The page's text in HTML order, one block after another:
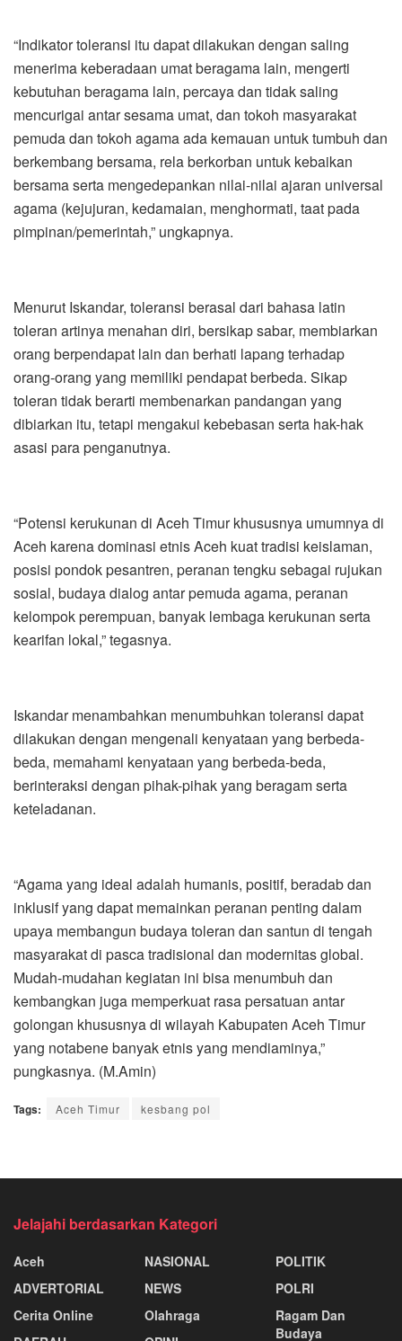
“Indikator toleransi itu dapat dilakukan dengan saling
menerima keberadaan umat beragama lain, mengerti
kebutuhan beragama lain, percaya dan tidak saling
mencurigai antar sesama umat, dan tokoh masyarakat
pemuda dan tokoh agama ada kemauan untuk tumbuh dan
berkembang bersama, rela berkorban untuk kebaikan
bersama serta mengedepankan nilai-nilai ajaran universal
agama (kejujuran, kedamaian, menghormati, taat pada
pimpinan/pemerintah,” ungkapnya.
Menurut Iskandar, toleransi berasal dari bahasa latin
toleran artinya menahan diri, bersikap sabar, membiarkan
orang berpendapat lain dan berhati lapang terhadap
orang-orang yang memiliki pendapat berbeda. Sikap
toleran tidak berarti membenarkan pandangan yang
dibiarkan itu, tetapi mengakui kebebasan serta hak-hak
asasi para penganutnya.
“Potensi kerukunan di Aceh Timur khususnya umumnya di
Aceh karena dominasi etnis Aceh kuat tradisi keislaman,
posisi pondok pesantren, peranan tengku sebagai rujukan
sosial, budaya dialog antar pemuda agama, peranan
kelompok perempuan, banyak lembaga kerukunan serta
kearifan lokal,” tegasnya.
Iskandar menambahkan menumbuhkan toleransi dapat
dilakukan dengan mengenali kenyataan yang berbeda-
beda, memahami kenyataan yang berbeda-beda,
berinteraksi dengan pihak-pihak yang beragam serta
keteladanan.
“Agama yang ideal adalah humanis, positif, beradab dan
inklusif yang dapat memainkan peranan penting dalam
upaya membangun budaya toleran dan santun di tengah
masyarakat di pasca tradisional dan modernitas global.
Mudah-mudahan kegiatan ini bisa menumbuh dan
kembangkan juga memperkuat rasa persatuan antar
golongan khususnya di wilayah Kabupaten Aceh Timur
yang notabene banyak etnis yang mendiaminya,”
pungkasnya. (M.Amin)
Tags: Aceh Timur kesbang pol
Jelajahi berdasarkan Kategori
Aceh
ADVERTORIAL
Cerita Online
NASIONAL
NEWS
Olahraga
POLITIK
POLRI
Ragam Dan
Budaya